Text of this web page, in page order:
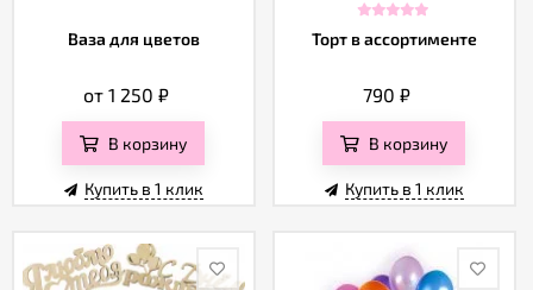
Ваза для цветов
от 1 250₽
В корзину
Купить в 1 клик
Торт в ассортименте
790₽
В корзину
Купить в 1 клик